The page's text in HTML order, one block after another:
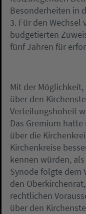
Besonderheiten in
3. Für den
budgetierten
fünf Jahren für
Mit der
über den
Verteilungshoheit
Das Gremium
über die
Kirchenkreise
kennen würden,
Synode folgte dem
den
rechtlichen
über den